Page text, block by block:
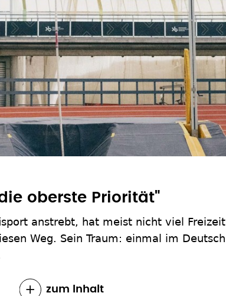
oberste Priorität"
anstrebt, hat meist nicht viel
Weg. Sein Traum: einmal im
zum Inhalt